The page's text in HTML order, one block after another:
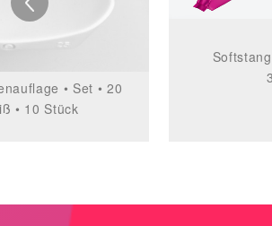
• Set • 20
• 10 Stück